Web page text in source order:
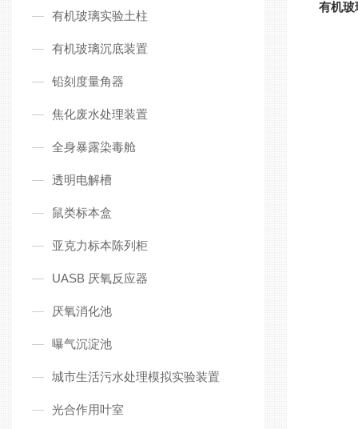
有机玻璃实验土柱
有机玻璃沉底装置
铅刻度量角器
焦化废水处理装置
全身暴露染毒舱
透明电解槽
鼠类标本盒
亚克力标本陈列柜
UASB 厌氧反应器
厌氧消化池
曝气沉淀池
城市生活污水处理模拟实验装置
光合作用叶室
有机玻